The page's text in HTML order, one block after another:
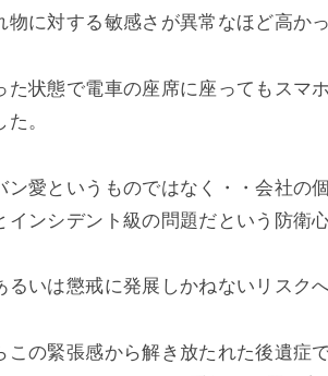
に対する敏感さが異常なほど高か
た状態で電車の座席に座ってもスマ
。
ン愛というものではなく・・会社の
ンシデント級の問題だという防衛心
いは懲戒に発展しかねないリスク
この緊張感から解き放たれた後遺症